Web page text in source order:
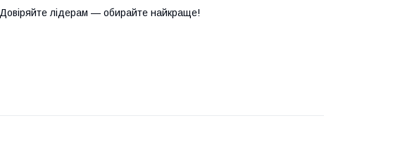
Довіряйте лідерам — обирайте найкраще!